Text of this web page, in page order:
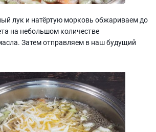
лук и натёртую морковь обжариваем до
на небольшом количестве
Затем отправляем в наш будущий